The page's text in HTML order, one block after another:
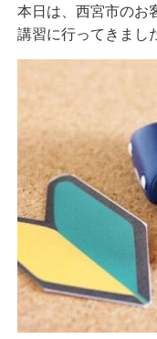
本日は、西宮市のお
講習に行ってきまし